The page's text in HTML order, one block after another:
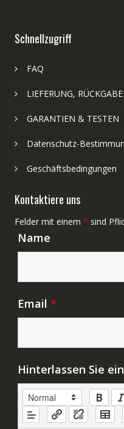
Schnellzugriff
FAQ
LIEFERUNG,
GARANTIEN & TESTEN
Datenschutz-
Geschäftsbedingungen
Kontaktiere uns
Felder mit einem * sind
Name
Email *
Hinterlassen Sie